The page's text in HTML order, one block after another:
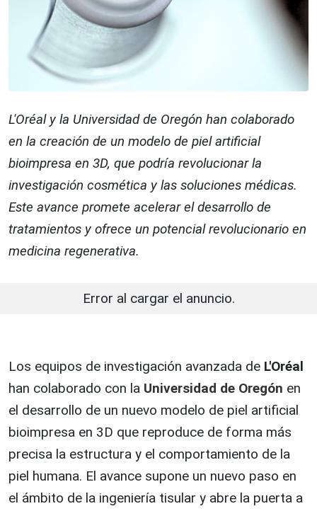
L'Oréal y la Universidad de Oregón han colaborado
en la creación de un modelo de piel artificial
bioimpresa en 3D, que podría revolucionar la
investigación cosmética y las soluciones médicas.
Este avance promete acelerar el desarrollo de
tratamientos y ofrece un potencial revolucionario en
medicina regenerativa.
Error al cargar el anuncio.
Los equipos de investigación avanzada de L'Oréal
han colaborado con la Universidad de Oregón en
el desarrollo de un nuevo modelo de piel artificial
bioimpresa en 3D que reproduce de forma más
precisa la estructura y el comportamiento de la
piel humana. El avance supone un nuevo paso en
el ámbito de la ingeniería tisular y abre la puerta a